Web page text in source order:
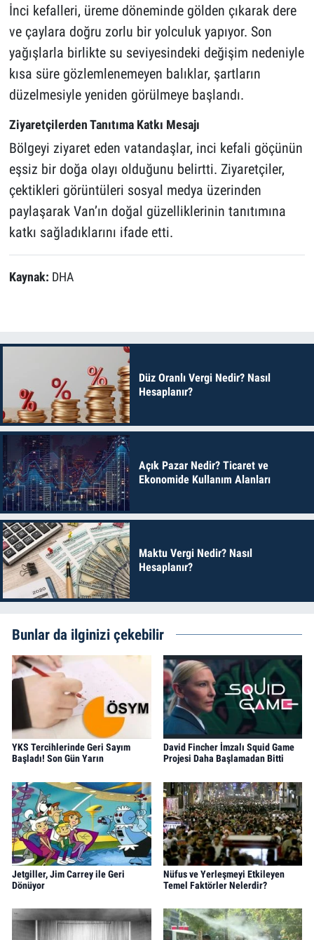
İnci kefalleri, üreme döneminde gölden çıkarak dere
ve çaylara doğru zorlu bir yolculuk yapıyor. Son
yağışlarla birlikte su seviyesindeki değişim nedeniyle
kısa süre gözlemlenemeyen balıklar, şartların
düzelmesiyle yeniden görülmeye başlandı.
Ziyaretçilerden Tanıtıma Katkı Mesajı
Bölgeyi ziyaret eden vatandaşlar, inci kefali göçünün
eşsiz bir doğa olayı olduğunu belirtti. Ziyaretçiler,
çektikleri görüntüleri sosyal medya üzerinden
paylaşarak Van’ın doğal güzelliklerinin tanıtımına
katkı sağladıklarını ifade etti.
Kaynak: DHA
Düz Oranlı Vergi Nedir? Nasıl
Hesaplanır?
Açık Pazar Nedir? Ticaret ve
Ekonomide Kullanım Alanları
Maktu Vergi Nedir? Nasıl
Hesaplanır?
Bunlar da ilginizi çekebilir
YKS Tercihlerinde Geri Sayım
Başladı! Son Gün Yarın
David Fincher İmzalı Squid Game
Projesi Daha Başlamadan Bitti
Jetgiller, Jim Carrey ile Geri
Dönüyor
Nüfus ve Yerleşmeyi Etkileyen
Temel Faktörler Nelerdir?